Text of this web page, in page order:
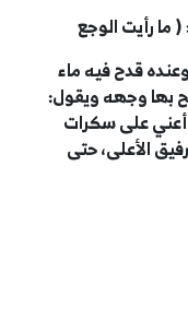
( ما رأيت الوجع
وعنده قدح فيه ماء
بها وجهه ويقول:
أعني على سكرات
الأعلى، حتى